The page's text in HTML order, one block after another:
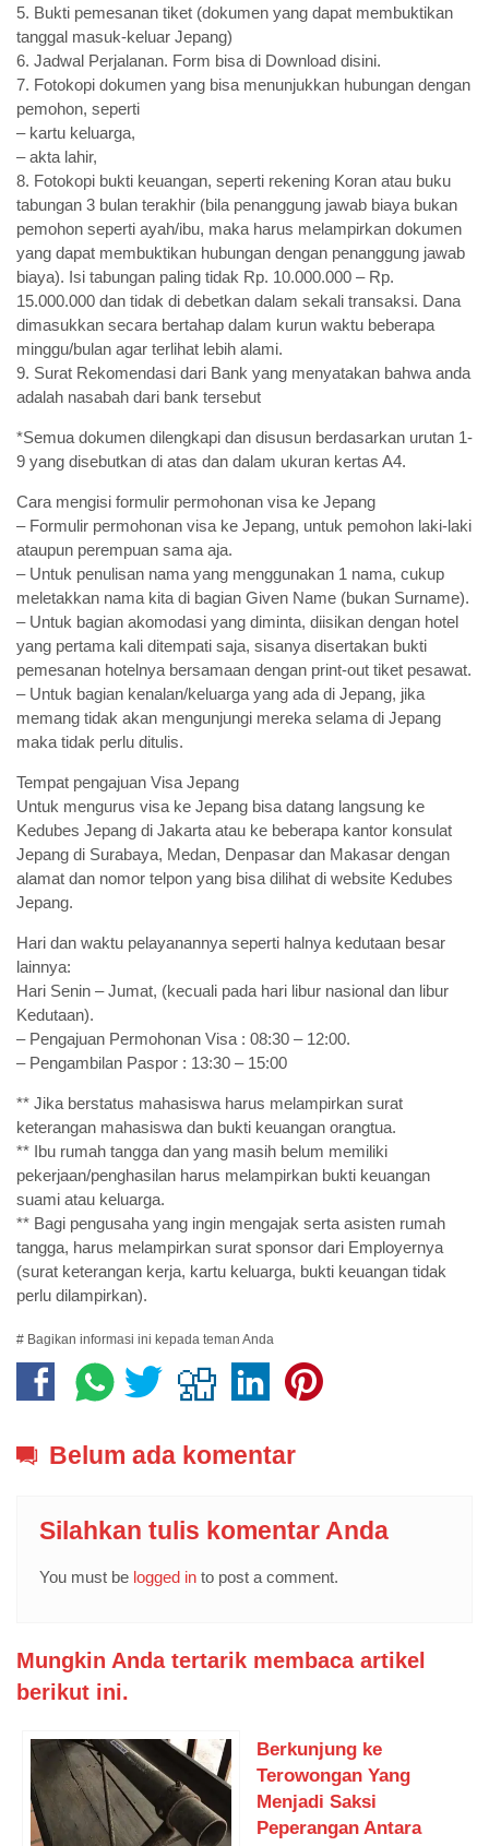
5. Bukti pemesanan tiket (dokumen yang dapat membuktikan
tanggal masuk-keluar Jepang)
6. Jadwal Perjalanan. Form bisa di Download disini.
7. Fotokopi dokumen yang bisa menunjukkan hubungan dengan
pemohon, seperti
– kartu keluarga,
– akta lahir,
8. Fotokopi bukti keuangan, seperti rekening Koran atau buku
tabungan 3 bulan terakhir (bila penanggung jawab biaya bukan
pemohon seperti ayah/ibu, maka harus melampirkan dokumen
yang dapat membuktikan hubungan dengan penanggung jawab
biaya). Isi tabungan paling tidak Rp. 10.000.000 – Rp.
15.000.000 dan tidak di debetkan dalam sekali transaksi. Dana
dimasukkan secara bertahap dalam kurun waktu beberapa
minggu/bulan agar terlihat lebih alami.
9. Surat Rekomendasi dari Bank yang menyatakan bahwa anda
adalah nasabah dari bank tersebut
*Semua dokumen dilengkapi dan disusun berdasarkan urutan 1-
9 yang disebutkan di atas dan dalam ukuran kertas A4.
Cara mengisi formulir permohonan visa ke Jepang
– Formulir permohonan visa ke Jepang, untuk pemohon laki-laki
ataupun perempuan sama aja.
– Untuk penulisan nama yang menggunakan 1 nama, cukup
meletakkan nama kita di bagian Given Name (bukan Surname).
– Untuk bagian akomodasi yang diminta, diisikan dengan hotel
yang pertama kali ditempati saja, sisanya disertakan bukti
pemesanan hotelnya bersamaan dengan print-out tiket pesawat.
– Untuk bagian kenalan/keluarga yang ada di Jepang, jika
memang tidak akan mengunjungi mereka selama di Jepang
maka tidak perlu ditulis.
Tempat pengajuan Visa Jepang
Untuk mengurus visa ke Jepang bisa datang langsung ke
Kedubes Jepang di Jakarta atau ke beberapa kantor konsulat
Jepang di Surabaya, Medan, Denpasar dan Makasar dengan
alamat dan nomor telpon yang bisa dilihat di website Kedubes
Jepang.
Hari dan waktu pelayanannya seperti halnya kedutaan besar
lainnya:
Hari Senin – Jumat, (kecuali pada hari libur nasional dan libur
Kedutaan).
– Pengajuan Permohonan Visa : 08:30 – 12:00.
– Pengambilan Paspor : 13:30 – 15:00
** Jika berstatus mahasiswa harus melampirkan surat
keterangan mahasiswa dan bukti keuangan orangtua.
** Ibu rumah tangga dan yang masih belum memiliki
pekerjaan/penghasilan harus melampirkan bukti keuangan
suami atau keluarga.
** Bagi pengusaha yang ingin mengajak serta asisten rumah
tangga, harus melampirkan surat sponsor dari Employernya
(surat keterangan kerja, kartu keluarga, bukti keuangan tidak
perlu dilampirkan).
# Bagikan informasi ini kepada teman Anda
Belum ada komentar
Silahkan tulis komentar Anda
You must be logged in to post a comment.
Mungkin Anda tertarik membaca artikel
berikut ini.
Berkunjung ke
Terowongan Yang
Menjadi Saksi
Peperangan Antara